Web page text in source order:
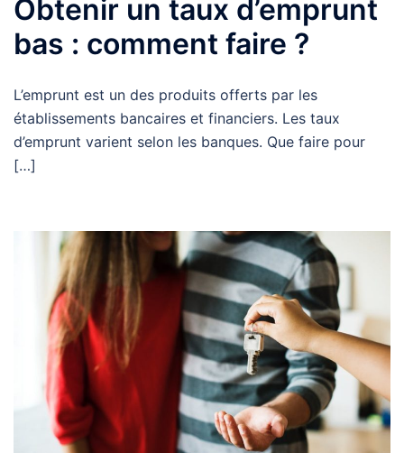
Obtenir un taux d’emprunt
bas : comment faire ?
L’emprunt est un des produits offerts par les
établissements bancaires et financiers. Les taux
d’emprunt varient selon les banques. Que faire pour
[…]